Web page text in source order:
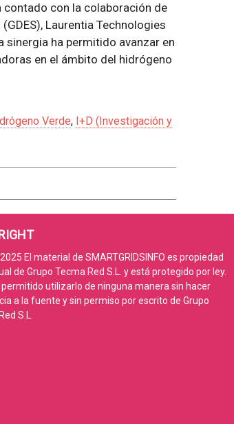
contado con la colaboración de
Laurentia Technologies
sinergia ha permitido avanzar en
en el ámbito del hidrógeno
Verde, I+D (Investigación y
El material de SMARTGRIDSINFO es propiedad
de Grupo Tecma Red S.L. y está protegido por ley.
permitido utilizarlo de ninguna manera sin hacer
a la fuente y sin permiso por escrito de Grupo
S.L.